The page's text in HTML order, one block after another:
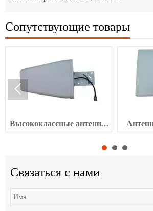
Сопутствующие товары
Высококлассные антенны
LTE с коэффициентом

Связаться с нами